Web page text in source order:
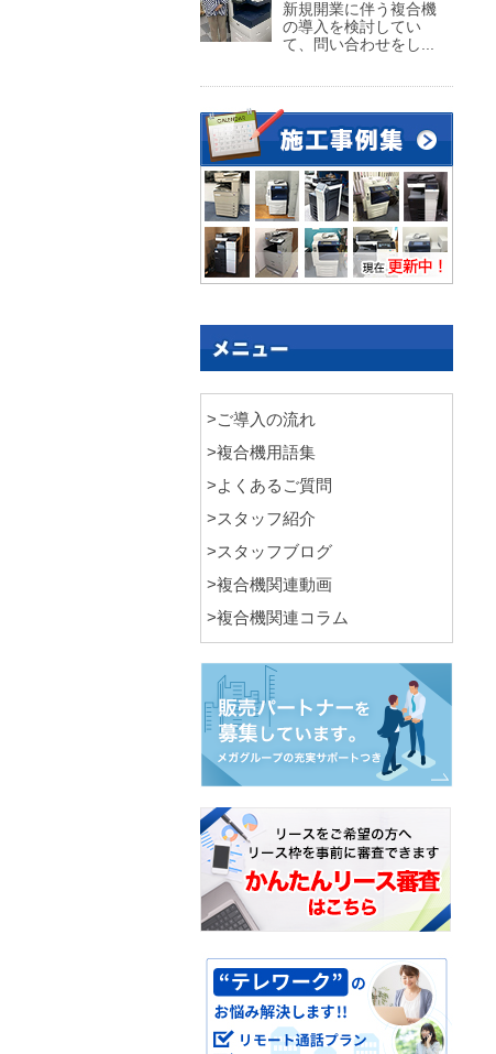
新規開業に伴う複合機
の導入を検討してい
て、問い合わせをし...
>ご導入の流れ
>複合機用語集
>よくあるご質問
>スタッフ紹介
>スタッフブログ
>複合機関連動画
>複合機関連コラム